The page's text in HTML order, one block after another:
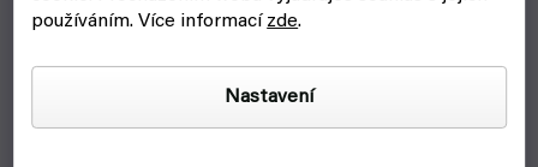
používáním. Více informacízde.
Nastavení